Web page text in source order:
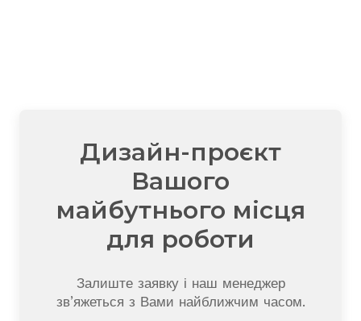
Дизайн-проєкт
Вашого
майбутнього місця
для роботи
Залиште заявку і наш менеджер
зв’яжеться з Вами найближчим часом.